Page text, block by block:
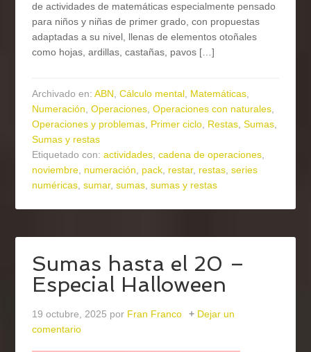
de actividades de matemáticas especialmente pensado
para niños y niñas de primer grado, con propuestas
adaptadas a su nivel, llenas de elementos otoñales
como hojas, ardillas, castañas, pavos […]
Archivado en:ABN,Cálculo mental, Matemáticas,
Numeración,Operaciones,Operaciones con naturales,
Operaciones y problemas, Primer ciclo, Restas,Sumas,
Sumas y restas
Etiquetado con:actividades,cadena de operaciones,
noviembre, numeración, pack, restar, restas,series
numéricas,sumar,sumas,sumas y restas
Sumas hasta el 20 –
Especial Halloween
19 octubre, 2025 por Fran Franco
Dejar un
comentario